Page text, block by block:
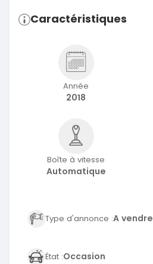
Caractéristiques
Année
2018
Boîte à vitesse
Automatique
Type d'annonce :A vendre
État :Occasion